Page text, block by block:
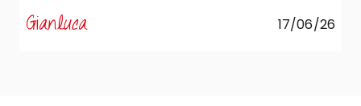
Gianluca 17/06/26